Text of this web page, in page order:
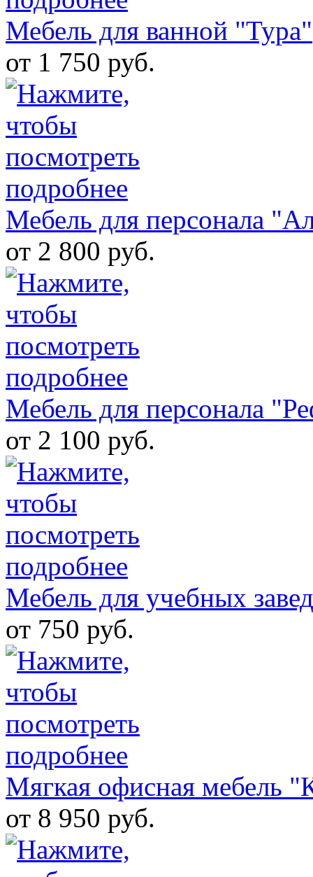
Мебель для ванной "Тура"
от 1 750 руб.
Мебель для персонала
от 2 800 руб.
Мебель для персонала
от 2 100 руб.
Мебель для учебных
от 750 руб.
Мягкая офисная мебель
от 8 950 руб.